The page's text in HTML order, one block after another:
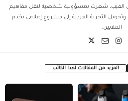
الفيب، شعرت بمسؤولية شخصية لنقل مفاهيم
وتحويل التجربة الفردية إلى مشروع إعلامي يخدم
الملايين.
المزيد من المقالات لهذا الكاتب